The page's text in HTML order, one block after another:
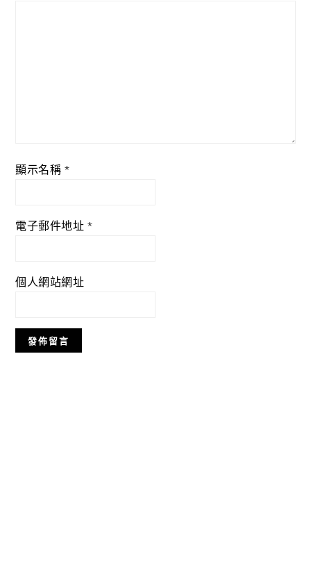
顯示名稱 *
電子郵件地址 *
個人網站網址